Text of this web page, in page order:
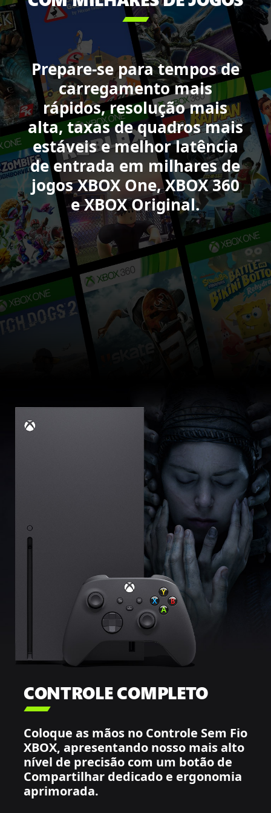
incluindo:
Minecraft
Legends,
Sea
of
Thieves,
Forza
Motorsport
e
DOOM,
Starfield
e
Call
of
Duty:
Black
Ops
6.

Prepare-se para tempos de
carregamento mais
rápidos, resolução mais
alta, taxas de quadros mais
estáveis e melhor latência
de entrada em milhares de
jogos XBOX One, XBOX 360
e XBOX Original.
CONTROLE COMPLETO

Coloque as mãos no Controle Sem Fio
XBOX, apresentando nosso mais alto
nível de precisão com um botão de
Compartilhar dedicado e ergonomia
aprimorada.